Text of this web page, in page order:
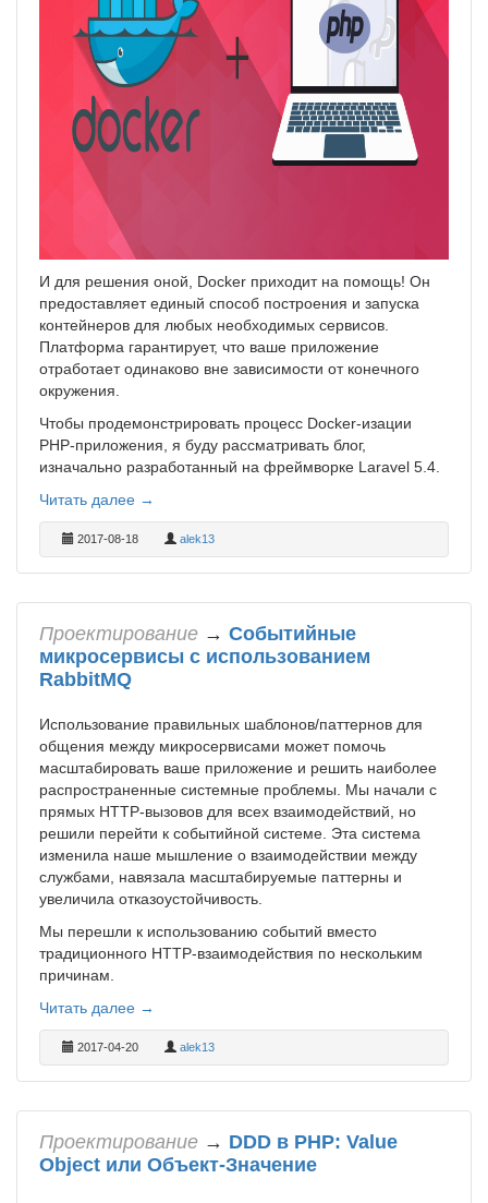
И для решения оной, Docker приходит на помощь! Он
предоставляет единый способ построения и запуска
контейнеров для любых необходимых сервисов.
Платформа гарантирует, что ваше приложение
отработает одинаково вне зависимости от конечного
окружения.
Чтобы продемонстрировать процесс Docker-изации
PHP-приложения, я буду рассматривать блог,
изначально разработанный на фреймворке Laravel 5.4.
Читать далее →
2017-08-18 alek13
Проектирование → Событийные
микросервисы с использованием
RabbitMQ
Использование правильных шаблонов/паттернов для
общения между микросервисами может помочь
масштабировать ваше приложение и решить наиболее
распространенные системные проблемы. Мы начали с
прямых HTTP-вызовов для всех взаимодействий, но
решили перейти к событийной системе. Эта система
изменила наше мышление о взаимодействии между
службами, навязала масштабируемые паттерны и
увеличила отказоустойчивость.
Мы перешли к использованию событий вместо
традиционного HTTP-взаимодействия по нескольким
причинам.
Читать далее →
2017-04-20 alek13
Проектирование → DDD в PHP: Value
Object или Объект-Значение